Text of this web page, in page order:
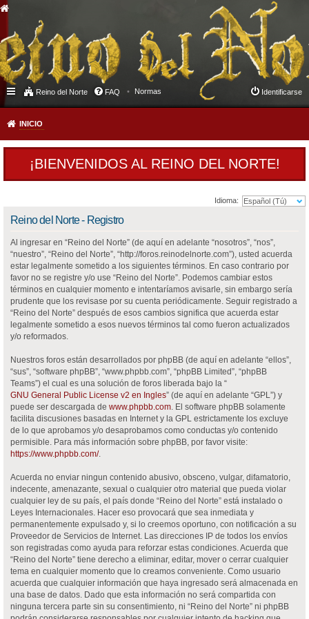
Reino del Norte FAQ Normas Identificarse
INICIO
¡BIENVENIDOS AL REINO DEL NORTE!
Idioma:
Reino del Norte - Registro
Al ingresar en “Reino del Norte” (de aquí en adelante “nosotros”, “nos”,
“nuestro”, “Reino del Norte”, “http://foros.reinodelnorte.com”), usted acuerda
estar legalmente sometido a los siguientes términos. En caso contrario por
favor no se registre y/o use “Reino del Norte”. Podemos cambiar estos
términos en cualquier momento e intentaríamos avisarle, sin embargo sería
prudente que los revisase por su cuenta periódicamente. Seguir registrado a
“Reino del Norte” después de esos cambios significa que acuerda estar
legalmente sometido a esos nuevos términos tal como fueron actualizados
y/o reformados.
Nuestros foros están desarrollados por phpBB (de aquí en adelante “ellos”,
“sus”, “software phpBB”, “www.phpbb.com”, “phpBB Limited”, “phpBB
Teams”) el cual es una solución de foros liberada bajo la “
GNU General Public License v2 en Ingles” (de aquí en adelante “GPL”) y
puede ser descargada de www.phpbb.com. El software phpBB solamente
facilita discusiones basadas en Internet y la GPL estrictamente los excluye
de lo que aprobamos y/o desaprobamos como conductas y/o contenido
permisible. Para más información sobre phpBB, por favor visite:
https://www.phpbb.com/.
Acuerda no enviar ningun contenido abusivo, obsceno, vulgar, difamatorio,
indecente, amenazante, sexual o cualquier otro material que pueda violar
cualquier ley de su país, el país donde “Reino del Norte” está instalado o
Leyes Internacionales. Hacer eso provocará que sea inmediata y
permanentemente expulsado y, si lo creemos oportuno, con notificación a su
Proveedor de Servicios de Internet. Las direcciones IP de todos los envíos
son registradas como ayuda para reforzar estas condiciones. Acuerda que
“Reino del Norte” tiene derecho a eliminar, editar, mover o cerrar cualquier
tema en cualquier momento que lo creamos conveniente. Como usuario
acuerda que cualquier información que haya ingresado será almacenada en
una base de datos. Dado que esta información no será compartida con
ninguna tercera parte sin su consentimiento, ni “Reino del Norte” ni phpBB